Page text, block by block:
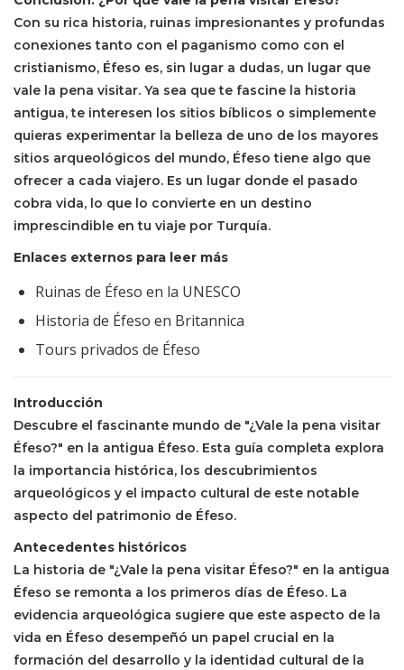
Con su rica historia, ruinas impresionantes y profundas
conexiones tanto con el paganismo como con el
cristianismo, Éfeso es, sin lugar a dudas, un lugar que
vale la pena visitar. Ya sea que te fascine la historia
antigua, te interesen los sitios bíblicos o simplemente
quieras experimentar la belleza de uno de los mayores
sitios arqueológicos del mundo, Éfeso tiene algo que
ofrecer a cada viajero. Es un lugar donde el pasado
cobra vida, lo que lo convierte en un destino
imprescindible en tu viaje por Turquía.
Enlaces externos para leer más
Ruinas de Éfeso en la UNESCO
Historia de Éfeso en Britannica
Tours privados de Éfeso
Introducción
Descubre el fascinante mundo de "¿Vale la pena visitar
Éfeso?" en la antigua Éfeso. Esta guía completa explora
la importancia histórica, los descubrimientos
arqueológicos y el impacto cultural de este notable
aspecto del patrimonio de Éfeso.
Antecedentes históricos
La historia de "¿Vale la pena visitar Éfeso?" en la antigua
Éfeso se remonta a los primeros días de Éfeso. La
evidencia arqueológica sugiere que este aspecto de la
vida en Éfeso desempeñó un papel crucial en la
formación del desarrollo y la identidad cultural de la